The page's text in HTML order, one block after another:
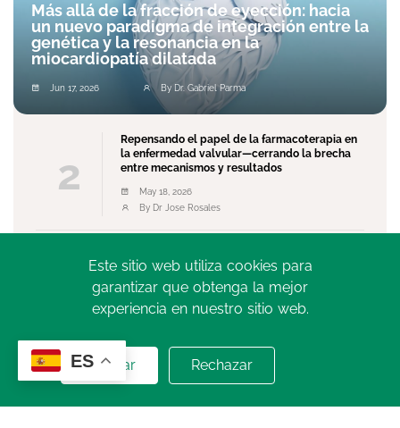
Este sitio web utiliza cookies para
garantizar que obtenga la mejor
experiencia en nuestro sitio web.
Aceptar Rechazar
Más allá de la fracción de eyección: hacia
un nuevo paradigma de integración entre la
genética y la resonancia en la
miocardiopatía dilatada
Jun 17, 2026 By Dr. Gabriel Parma
2
Repensando el papel de la farmacoterapia en
la enfermedad valvular—cerrando la brecha
entre mecanismos y resultados
May 18, 2026
By Dr Jose Rosales
Recomendación, una Necesidad Global
May 13, 2026
By Dr. Norberto Bornancini
Ver más
ES